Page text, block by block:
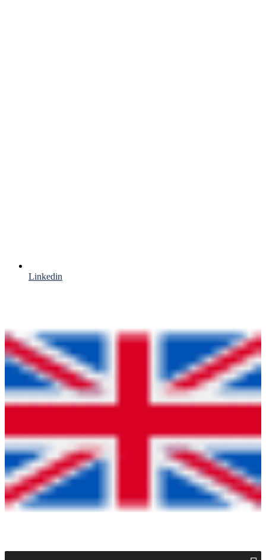
Linkedin